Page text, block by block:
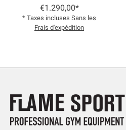
€1.290,00*
* Taxes incluses Sans les
Frais d'expédition